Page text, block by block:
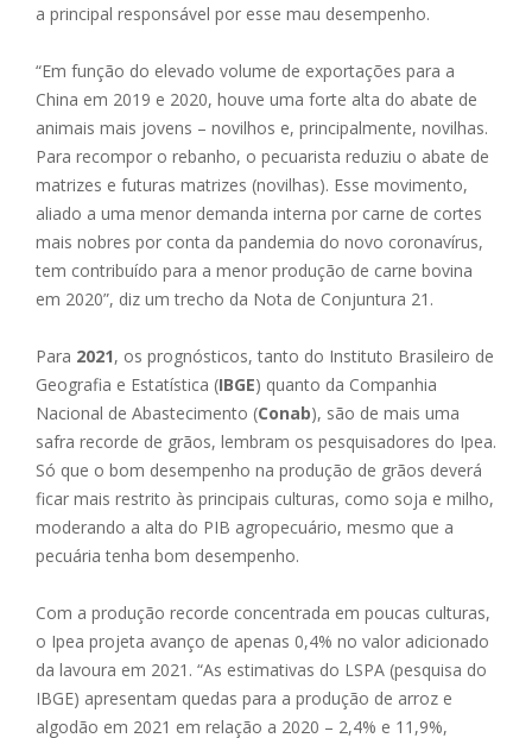
a principal responsável por esse mau desempenho.
“Em função do elevado volume de exportações para a
China em 2019 e 2020, houve uma forte alta do abate de
animais mais jovens – novilhos e, principalmente, novilhas.
Para recompor o rebanho, o pecuarista reduziu o abate de
matrizes e futuras matrizes (novilhas). Esse movimento,
aliado a uma menor demanda interna por carne de cortes
mais nobres por conta da pandemia do novo coronavírus,
tem contribuído para a menor produção de carne bovina
em 2020”, diz um trecho da Nota de Conjuntura 21.
Para 2021, os prognósticos, tanto do Instituto Brasileiro de
Geografia e Estatística (IBGE) quanto da Companhia
Nacional de Abastecimento (Conab), são de mais uma
safra recorde de grãos, lembram os pesquisadores do Ipea.
Só que o bom desempenho na produção de grãos deverá
ficar mais restrito às principais culturas, como soja e milho,
moderando a alta do PIB agropecuário, mesmo que a
pecuária tenha bom desempenho.
Com a produção recorde concentrada em poucas culturas,
o Ipea projeta avanço de apenas 0,4% no valor adicionado
da lavoura em 2021. “As estimativas do LSPA (pesquisa do
IBGE) apresentam quedas para a produção de arroz e
algodão em 2021 em relação a 2020 – 2,4% e 11,9%,